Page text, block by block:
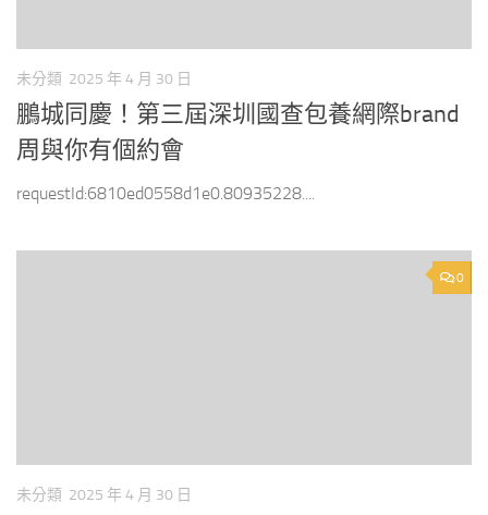
未分類 2025 年 4 月 30 日
鵬城同慶！第三屆深圳國查包養網際brand
周與你有個約會
requestId:6810ed0558d1e0.80935228....
0
未分類 2025 年 4 月 30 日